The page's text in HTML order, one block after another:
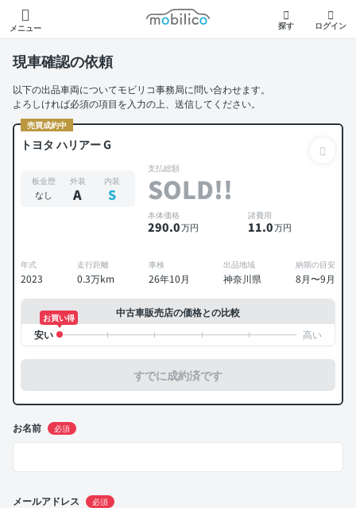
メニュー
モビリコ
探す ログイン
現車確認の依頼
以下の出品車両についてモビリコ事務局に問い合わせます。
よろしければ必須の項目を入力の上、送信してください。
売買成約中
トヨタ ハリアー G
板金歴
なし
外装
A
内装
S
支払総額
SOLD!!
本体価格
290.0万円
諸費用
11.0万円
年式
2023
走行距離
0.3万km
車検
26年10月
出品地域
神奈川県
納期の目安
8月〜9月
中古車販売店の価格との比較
お買い得
すでに成約済です
お名前 必須
メールアドレス 必須